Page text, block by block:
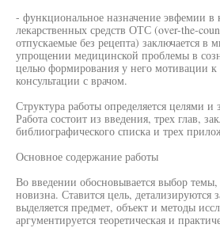
- функциональное назначение эвфемии в
лекарственных средств ОТС (over-the-
отпускаемые без рецепта) заключается в
упрощении медицинской проблемы в
целью формирования у него мотивации к
консультации с врачом.
Структура работы определяется целями и
Работа состоит из введения, трех глав,
библиографического списка и трех
Основное содержание работы
Во введении обосновывается выбор темы,
новизна. Ставится цель, детализируются
выделяется предмет, объект и методы
аргументируется теоретическая и